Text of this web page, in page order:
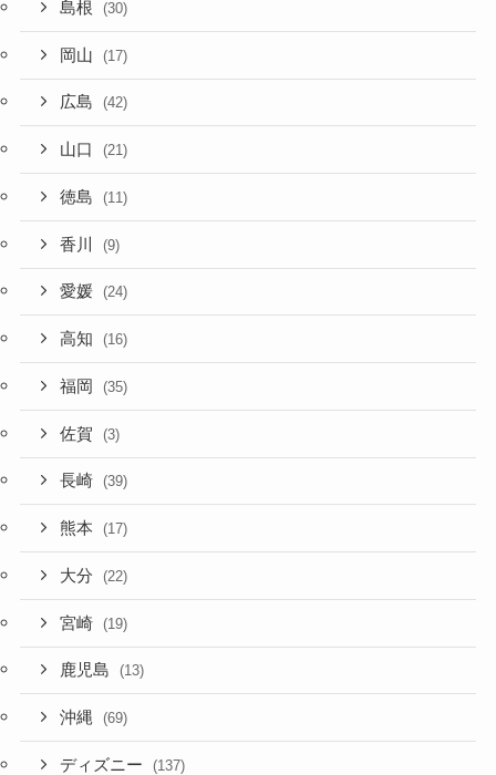
島根 (30)
岡山 (17)
広島 (42)
山口 (21)
徳島 (11)
香川 (9)
愛媛 (24)
高知 (16)
福岡 (35)
佐賀 (3)
長崎 (39)
熊本 (17)
大分 (22)
宮崎 (19)
鹿児島 (13)
沖縄 (69)
ディズニー (137)